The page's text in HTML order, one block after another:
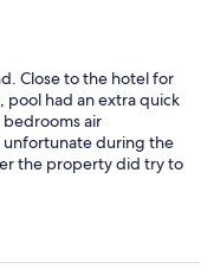
Close to the hotel for
pool had an extra quick
air
unfortunate during the
the property did try to
Only thing missing
would of loved to have
come back